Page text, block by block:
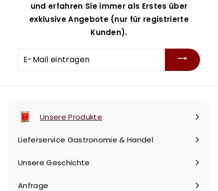
und erfahren Sie immer als Erstes über
exklusive Angebote (nur für registrierte
Kunden).
Unsere Produkte
Menü
maximieren
Lieferservice Gastronomie & Handel
Unsere Geschichte
Anfrage